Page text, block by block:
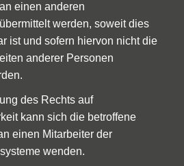
einen anderen
werden, soweit dies
ist und sofern hiervon nicht die
anderer Personen
des Rechts auf
kann sich die betroffene
einen Mitarbeiter der
wenden.